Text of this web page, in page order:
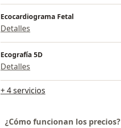
Ecocardiograma Fetal
Detalles
Ecografía 5D
Detalles
+ 4 servicios
¿Cómo funcionan los precios?